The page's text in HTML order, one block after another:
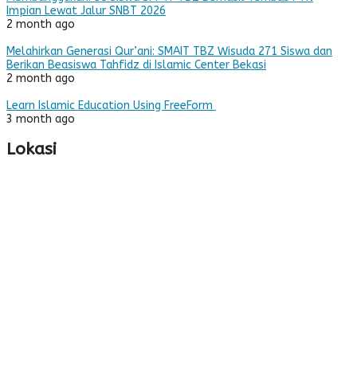
Impian Lewat Jalur SNBT 2026
2 month ago
Melahirkan Generasi Qur’ani: SMAIT TBZ Wisuda 271 Siswa dan
Berikan Beasiswa Tahfidz di Islamic Center Bekasi
2 month ago
Learn Islamic Education Using FreeForm
3 month ago
Lokasi